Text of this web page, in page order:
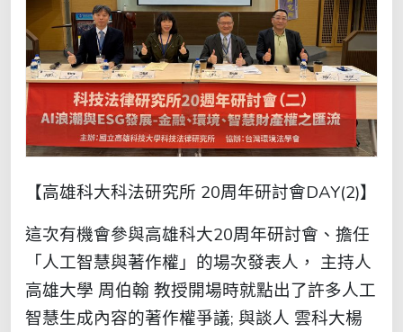
【高雄科大科法研究所 20周年研討會DAY(2)】
這次有機會參與高雄科大20周年研討會、擔任
「人工智慧與著作權」的場次發表人， 主持人
高雄大學 周伯翰 教授開場時就點出了許多人工
智慧生成內容的著作權爭議; 與談人 雲科大楊